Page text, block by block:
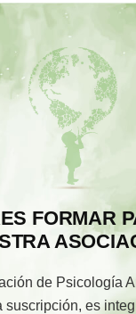
FORMAR
de Psicología
suscripción, es